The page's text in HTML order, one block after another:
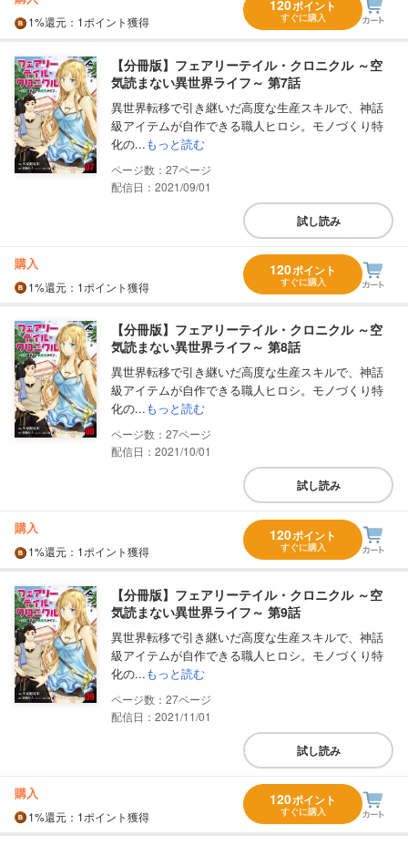
1%還元 ：1ポイント獲得
120ポイント
すぐに購入
【分冊版】フェアリーテイル・クロニクル ～空
気読まない異世界ライフ～ 第7話
異世界転移で引き継いだ高度な生産スキルで、神話
級アイテムが自作できる職人ヒロシ。モノづくり特
化の...もっと読む
27
配信日：2021/09/01
試し読み
購入
1%還元 ：1ポイント獲得
120ポイント
すぐに購入
【分冊版】フェアリーテイル・クロニクル ～空
気読まない異世界ライフ～ 第8話
異世界転移で引き継いだ高度な生産スキルで、神話
級アイテムが自作できる職人ヒロシ。モノづくり特
化の...もっと読む
27
配信日：2021/10/01
試し読み
購入
1%還元 ：1ポイント獲得
120ポイント
すぐに購入
【分冊版】フェアリーテイル・クロニクル ～空
気読まない異世界ライフ～ 第9話
異世界転移で引き継いだ高度な生産スキルで、神話
級アイテムが自作できる職人ヒロシ。モノづくり特
化の...もっと読む
27
配信日：2021/11/01
試し読み
購入
1%還元 ：1ポイント獲得
120ポイント
すぐに購入